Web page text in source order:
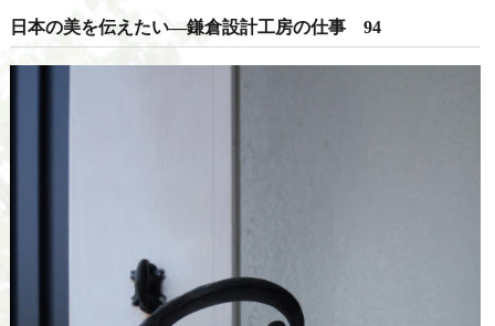
日本の美を伝えたい―鎌倉設計工房の仕事 94